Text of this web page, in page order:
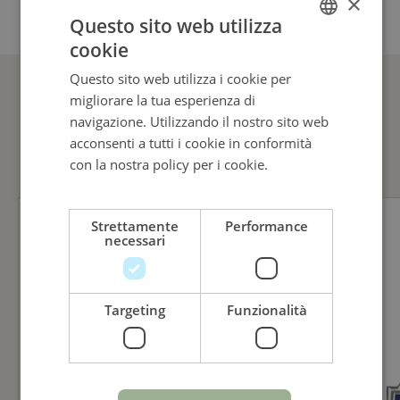
GUARDA ANCHE ITALIAN
Questo sito web utilizza
cookie
Questo sito web utilizza i cookie per
migliorare la tua esperienza di
navigazione. Utilizzando il nostro sito web
acconsenti a tutti i cookie in conformità
con la nostra policy per i cookie.
Strettamente
necessari
Performance
Targeting Funzionalità